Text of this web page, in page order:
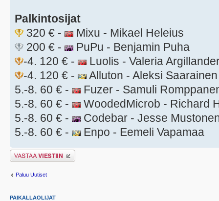
Palkintosijat
320 € -
Mixu - Mikael Heleius
200 € -
PuPu - Benjamin Puha
-4. 120 € -
Luolis - Valeria
-4. 120 € -
Alluton - Aleksi Saarainen
5.-8. 60 € -
Fuzer - Samuli
5.-8. 60 € -
WoodedMicrob - Richard
5.-8. 60 € -
Codebar - Jesse
5.-8. 60 € -
Enpo - Eemeli Vapamaa
Lähetä vastaus
Paluu Uutiset
PAIKALLAOLIJAT